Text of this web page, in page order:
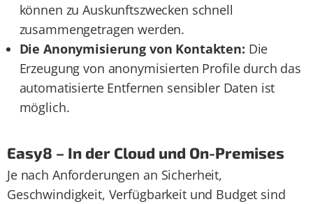
können zu Auskunftszwecken schnell
zusammengetragen werden.
Die Anonymisierung von Kontakten: Die
Erzeugung von anonymisierten Profile durch das
automatisierte Entfernen sensibler Daten ist
möglich.
Easy8 – In der Cloud und On-Premises
Je nach Anforderungen an Sicherheit,
Geschwindigkeit, Verfügbarkeit und Budget sind